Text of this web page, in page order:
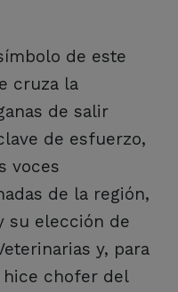
de este
cruza la
de salir
de esfuerzo,
voces
de la región,
su elección de
y, para
hice chofer del